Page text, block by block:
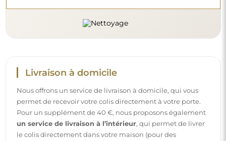
Livraison à domicile
Nous offrons un service de livraison à domicile, qui vous
permet de recevoir votre colis directement à votre porte.
Pour un supplément de 40 €, nous proposons également
un service de livraison à l’intérieur, qui permet de livrer
le colis directement dans votre maison (pour des